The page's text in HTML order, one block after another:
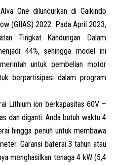
One diluncurkan di Gaikindo
(GIIAS) 2022. Pada April 2023,
Tingkat Kandungan Dalam
44%, sehingga model ini
untuk pembelian motor
berpartisipasi dalam program
Lithium ion berkapasitas 60V –
dan diganti. Anda butuh waktu 4
hingga penuh untuk membawa
Garansi baterai 3 tahun atau
menghasilkan tenaga 4 kW (5,4